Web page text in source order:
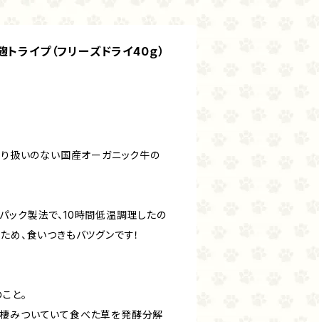
ライプ（フリーズドライ40ｇ）
り扱いのない国産オーガニック牛の
ック製法で、10時間低温調理したの
め、食いつきもバツグンです！
と。
みついていて食べた草を発酵分解